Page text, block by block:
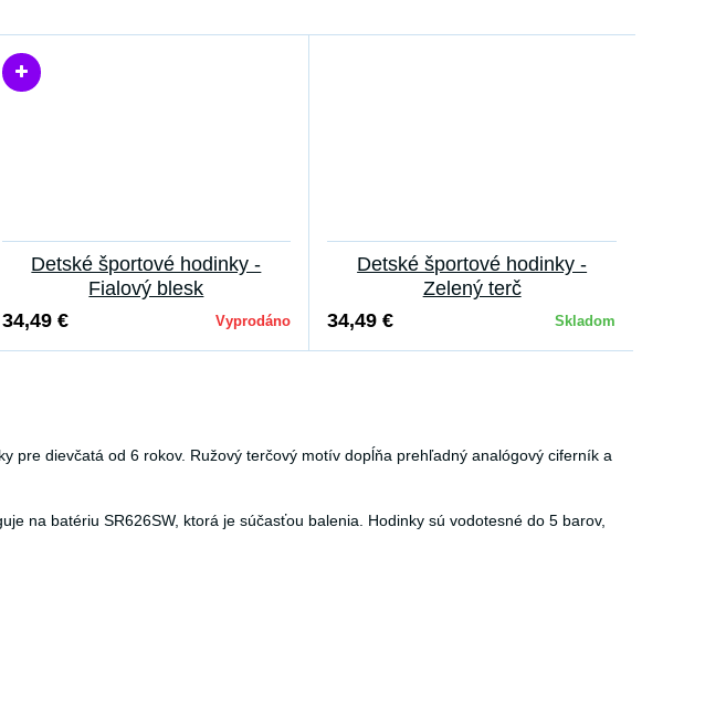
Detské športové hodinky -
Fialový blesk
34,49 €
Vyprodáno
Detské športové hodinky -
Zelený terč
34,49 €
Skladom
pre dievčatá od 6 rokov. Ružový terčový motív dopĺňa prehľadný analógový ciferník a
na batériu SR626SW, ktorá je súčasťou balenia. Hodinky sú vodotesné do 5 barov,